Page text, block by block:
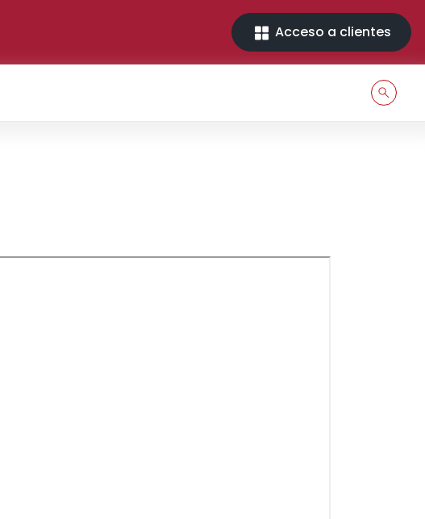
Acceso a clientes